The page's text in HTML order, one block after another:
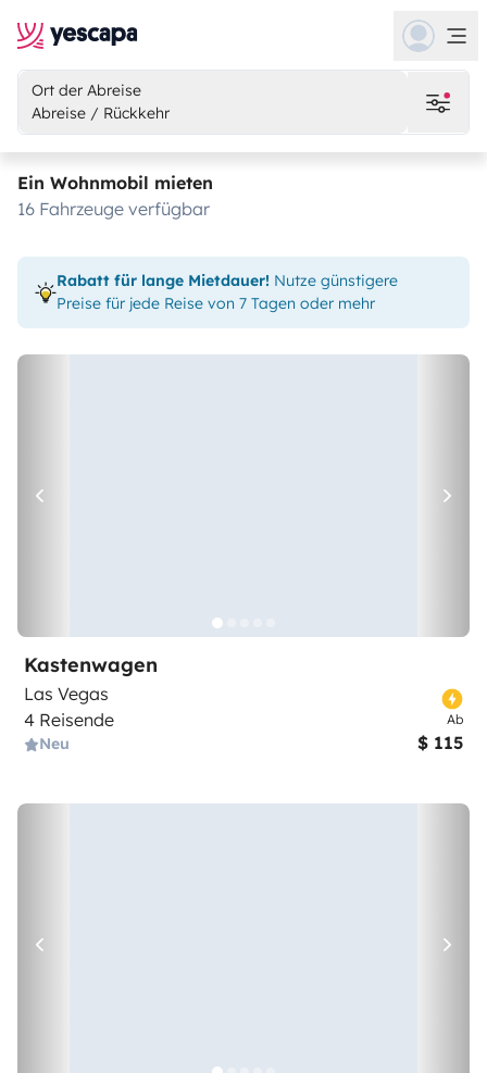
Ort der Abreise
Abreise / Rückkehr
Ein Wohnmobil mieten
16 Fahrzeuge verfügbar
Rabatt für lange Mietdauer! Nutze günstigere
Preise für jede Reise von 7 Tagen oder mehr
Kastenwagen
Las Vegas
4 Reisende
Neu
Ab
$ 115